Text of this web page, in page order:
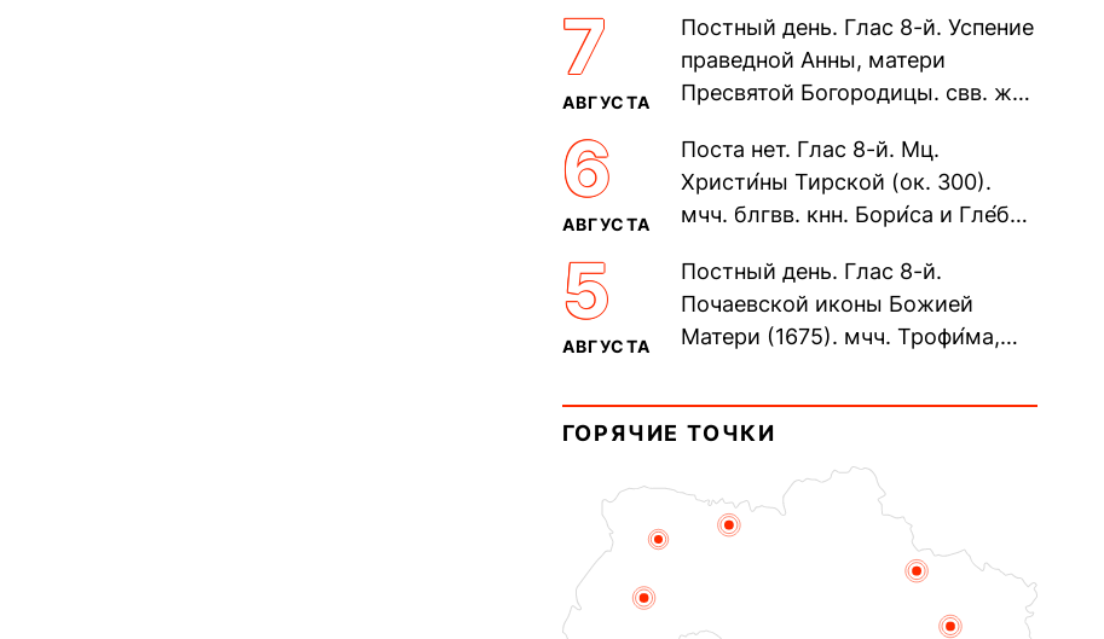
7
АВГУСТА
Постный день. Глас 8-й. Успение
праведной Анны, матери
Пресвятой Богородицы. свв. жен
прп. Евпракси́и девы,...
6
АВГУСТА
Поста нет. Глас 8-й. Мц.
Христи́ны Тирской (ок. 300).
мчч. блгвв. кнн. Бори́са и Гле́ба,
Дави́да (1015). Прп....
5
АВГУСТА
Постный день. Глас 8-й.
Почаевской иконы Божией
Матери (1675). мчч. Трофи́ма,
мучеников (284–305). прав.
воина Фео́дора...
ГОРЯЧИЕ ТОЧКИ